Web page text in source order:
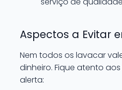
Aspectos a Evitar
Nem todos os lavacar
dinheiro. Fique atento
alerta: